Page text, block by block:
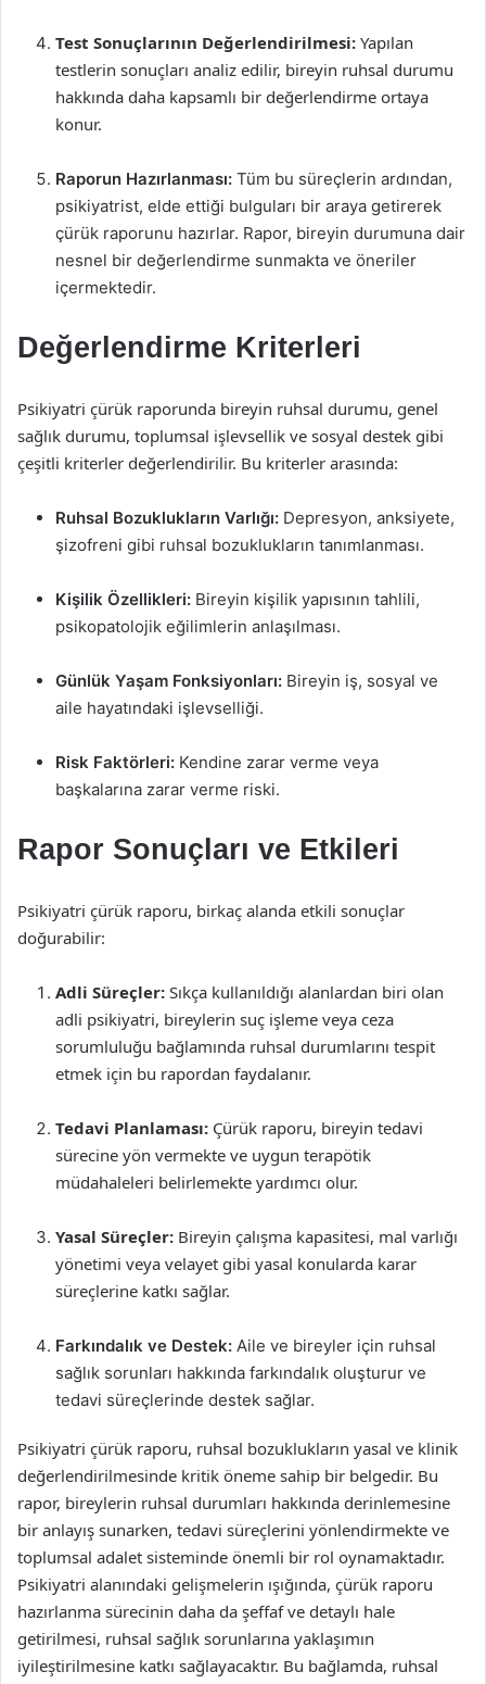
Test Sonuçlarının Değerlendirilmesi: Yapılan
testlerin sonuçları analiz edilir, bireyin ruhsal durumu
hakkında daha kapsamlı bir değerlendirme ortaya
konur.
Raporun Hazırlanması: Tüm bu süreçlerin ardından,
psikiyatrist, elde ettiği bulguları bir araya getirerek
çürük raporunu hazırlar. Rapor, bireyin durumuna dair
nesnel bir değerlendirme sunmakta ve öneriler
içermektedir.
Değerlendirme Kriterleri
Psikiyatri çürük raporunda bireyin ruhsal durumu, genel
sağlık durumu, toplumsal işlevsellik ve sosyal destek gibi
çeşitli kriterler değerlendirilir. Bu kriterler arasında:
Ruhsal Bozuklukların Varlığı: Depresyon, anksiyete,
şizofreni gibi ruhsal bozuklukların tanımlanması.
Kişilik Özellikleri: Bireyin kişilik yapısının tahlili,
psikopatolojik eğilimlerin anlaşılması.
Günlük Yaşam Fonksiyonları: Bireyin iş, sosyal ve
aile hayatındaki işlevselliği.
Risk Faktörleri: Kendine zarar verme veya
başkalarına zarar verme riski.
Rapor Sonuçları ve Etkileri
Psikiyatri çürük raporu, birkaç alanda etkili sonuçlar
doğurabilir:
Adli Süreçler: Sıkça kullanıldığı alanlardan biri olan
adli psikiyatri, bireylerin suç işleme veya ceza
sorumluluğu bağlamında ruhsal durumlarını tespit
etmek için bu rapordan faydalanır.
Tedavi Planlaması: Çürük raporu, bireyin tedavi
sürecine yön vermekte ve uygun terapötik
müdahaleleri belirlemekte yardımcı olur.
Yasal Süreçler: Bireyin çalışma kapasitesi, mal varlığı
yönetimi veya velayet gibi yasal konularda karar
süreçlerine katkı sağlar.
Farkındalık ve Destek: Aile ve bireyler için ruhsal
sağlık sorunları hakkında farkındalık oluşturur ve
tedavi süreçlerinde destek sağlar.
Psikiyatri çürük raporu, ruhsal bozuklukların yasal ve klinik
değerlendirilmesinde kritik öneme sahip bir belgedir. Bu
rapor, bireylerin ruhsal durumları hakkında derinlemesine
bir anlayış sunarken, tedavi süreçlerini yönlendirmekte ve
toplumsal adalet sisteminde önemli bir rol oynamaktadır.
Psikiyatri alanındaki gelişmelerin ışığında, çürük raporu
hazırlanma sürecinin daha da şeffaf ve detaylı hale
getirilmesi, ruhsal sağlık sorunlarına yaklaşımın
iyileştirilmesine katkı sağlayacaktır. Bu bağlamda, ruhsal